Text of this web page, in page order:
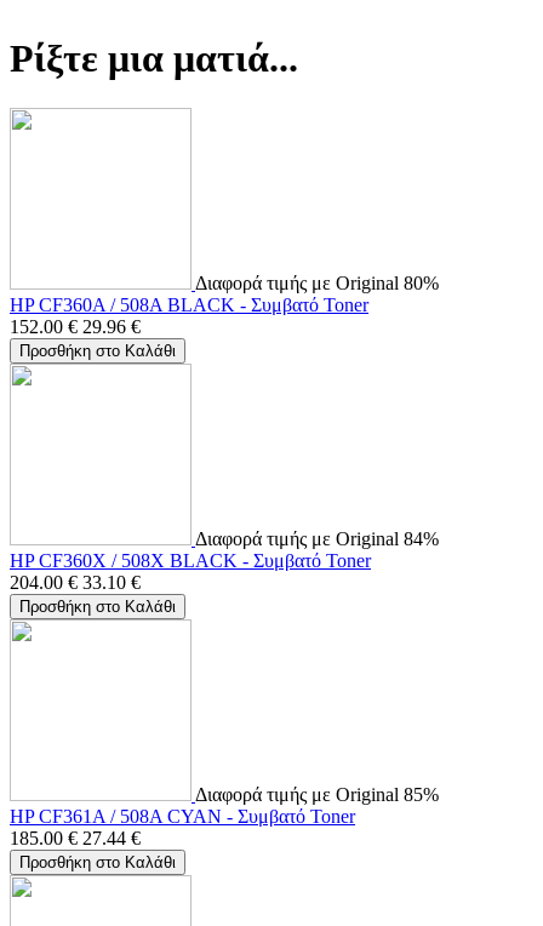
Ρίξτε μια ματιά...
Διαφορά τιμής με Original 80%
HP CF360A / 508A BLACK - Συμβατό Toner
152.00 € 29.96 €
Προσθήκη στο Καλάθι
Διαφορά τιμής με Original 84%
HP CF360X / 508X BLACK - Συμβατό Toner
204.00 € 33.10 €
Προσθήκη στο Καλάθι
Διαφορά τιμής με Original 85%
HP CF361A / 508A CYAN - Συμβατό Toner
185.00 € 27.44 €
Προσθήκη στο Καλάθι